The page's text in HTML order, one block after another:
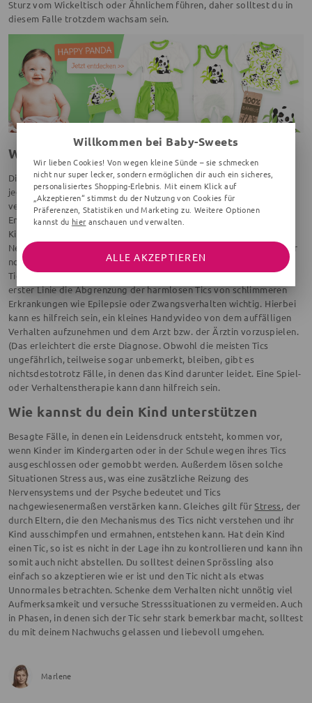
Sturz vom Wickeltisch oder Ähnlichem führen, daher solltest du in
diesem Falle trotzdem wachsam sein.
Wie entsteht ein Tic?
Die genaue Entstehungsweise von Tics ist bisher nicht geklärt,
jedoch wird eine vorübergehende Störung des Nervensystems
vermutet. Gehirn und Nervenbahnen sind bei Kindern noch in der
Entwicklung, dementsprechend liegt es nah, dass Tics im
Kindesalter auftreten können. Nervenbahnen und ihre
Neurotransmitter sind im permanenten Wachstum und haben daher
noch keine Balance. Folglich ist es auch nicht überraschend, dass
Tics eine hohe Vererbbarkeit haben. Aus medizinischer Sicht ist in
erster Linie die Abgrenzung der harmlosen Tics von schlimmeren
Erkrankungen wie Epilepsie oder Zwangsverhalten wichtig. Hierbei
kann es hilfreich sein, ein kleines Handyvideo von dem auffälligen
Verhalten aufzunehmen und dem Arzt bzw. der Ärztin vorzuspielen.
(Das erleichtert die erste Diagnose. Obwohl die meisten Tics
ungefährlich, teilweise sogar unbemerkt, bleiben, gibt es
nichtsdestotrotz Fälle, in denen das Kind darunter leidet. Eine Spiel-
oder Verhaltenstherapie kann dann hilfreich sein.
Wie kannst du dein Kind unterstützen
Besagte Fälle, in denen ein Leidensdruck entsteht, kommen vor,
wenn Kinder im Kindergarten oder in der Schule wegen ihres Tics
ausgeschlossen oder gemobbt werden. Außerdem lösen solche
Situationen Stress aus, was eine zusätzliche Reizung des
Nervensystems und der Psyche bedeutet und Tics
nachgewiesenermaßen verstärken kann. Gleiches gilt fürStress, der
durch Eltern, die den Mechanismus des Tics nicht verstehen und ihr
Kind ausschimpfen und ermahnen, entstehen kann. Hat dein Kind
einen Tic, so ist es nicht in der Lage ihn zu kontrollieren und kann ihn
somit auch nicht abstellen. Du solltest deinen Sprössling also
einfach so akzeptieren wie er ist und den Tic nicht als etwas
Unnormales betrachten. Schenke dem Verhalten nicht unnötig viel
Aufmerksamkeit und versuche Stresssituationen zu vermeiden. Auch
in Phasen, in denen sich der Tic sehr stark bemerkbar macht, solltest
du mit deinem Nachwuchs gelassen und liebevoll umgehen.
Marlene
Willkommen bei Baby-Sweets
Wir lieben Cookies! Von wegen kleine Sünde – sie schmecken
nicht nur super lecker, sondern ermöglichen dir auch ein sicheres,
personalisiertes Shopping-Erlebnis. Mit einem Klick auf
„Akzeptieren“ stimmst du der Nutzung von Cookies für
Präferenzen, Statistiken und Marketing zu. Weitere Optionen
kannst du hier anschauen und verwalten.
ALLE AKZEPTIEREN